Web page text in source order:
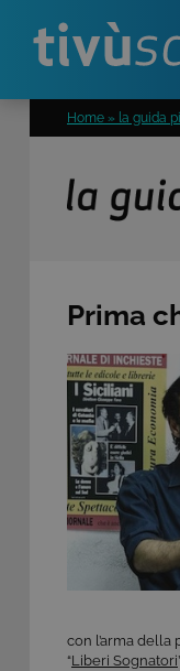
Home » la guida
Prima
con l’arma
“Liberi Sognatori